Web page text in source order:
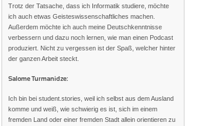
Trotz der Tatsache, dass ich Informatik studiere, möchte
ich auch etwas Geisteswissenschaftliches machen.
Außerdem möchte ich auch meine Deutschkenntnisse
verbessern und dazu noch lernen, wie man einen Podcast
produziert. Nicht zu vergessen ist der Spaß, welcher hinter
der ganzen Arbeit steckt.
Salome Turmanidze:
Ich bin bei student.stories, weil ich selbst aus dem Ausland
komme und weiß, wie schwierig es ist, sich im einem
fremden Land oder einer fremden Stadt allein orientieren zu